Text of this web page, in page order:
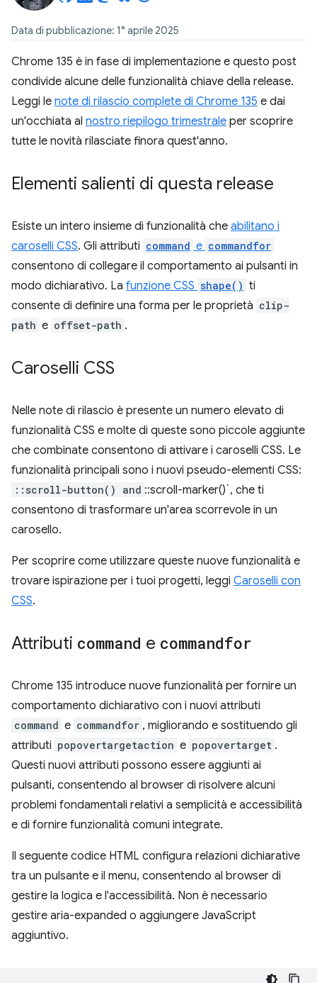
Data di pubblicazione: 1° aprile 2025
Chrome 135 è in fase di implementazione e questo post
condivide alcune delle funzionalità chiave della release.
Leggi le note di rilascio complete di Chrome 135 e dai
un'occhiata al nostro riepilogo trimestrale per scoprire
tutte le novità rilasciate finora quest'anno.
Elementi salienti di questa release
Esiste un intero insieme di funzionalità che abilitano i
caroselli CSS. Gli attributi command e commandfor
consentono di collegare il comportamento ai pulsanti in
modo dichiarativo. La funzione CSS shape() ti
consente di definire una forma per le proprietà clip-
path e offset-path .
Caroselli CSS
Nelle note di rilascio è presente un numero elevato di
funzionalità CSS e molte di queste sono piccole aggiunte
che combinate consentono di attivare i caroselli CSS. Le
funzionalità principali sono i nuovi pseudo-elementi CSS:
::scroll-button() and ::scroll-marker()`, che ti
consentono di trasformare un'area scorrevole in un
carosello.
Per scoprire come utilizzare queste nuove funzionalità e
trovare ispirazione per i tuoi progetti, leggi Caroselli con
CSS.
Attributi command e commandfor
Chrome 135 introduce nuove funzionalità per fornire un
comportamento dichiarativo con i nuovi attributi
command e commandfor , migliorando e sostituendo gli
attributi popovertargetaction e popovertarget .
Questi nuovi attributi possono essere aggiunti ai
pulsanti, consentendo al browser di risolvere alcuni
problemi fondamentali relativi a semplicità e accessibilità
e di fornire funzionalità comuni integrate.
Il seguente codice HTML configura relazioni dichiarative
tra un pulsante e il menu, consentendo al browser di
gestire la logica e l'accessibilità. Non è necessario
gestire aria-expanded o aggiungere JavaScript
aggiuntivo.